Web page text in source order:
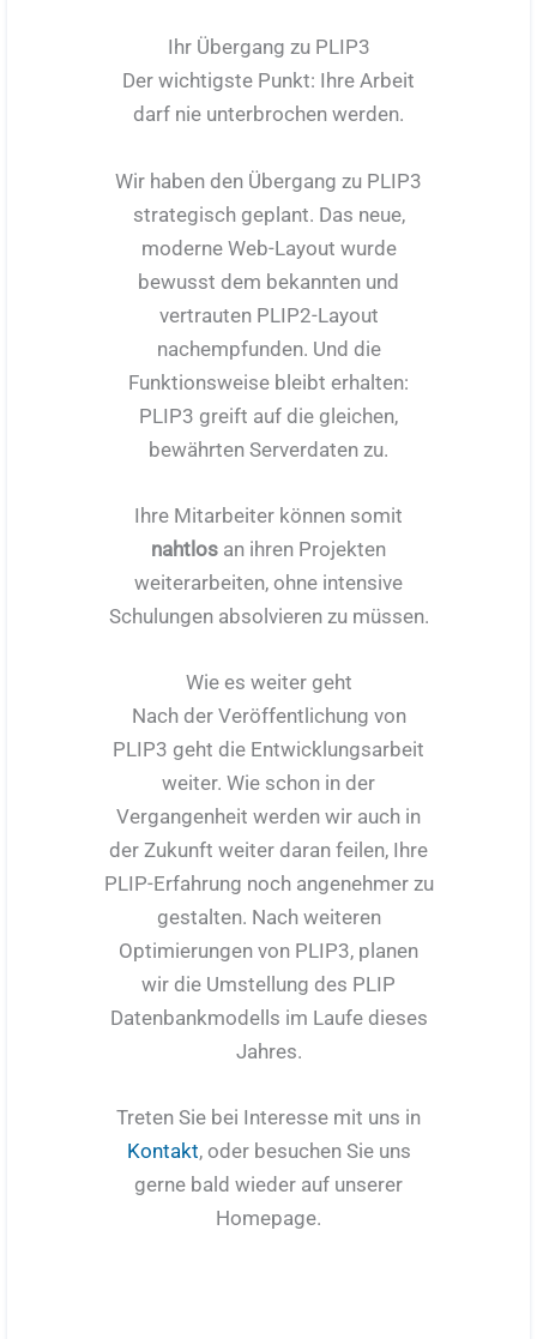
Ihr Übergang zu PLIP3
Der wichtigste Punkt: Ihre Arbeit
darf nie unterbrochen werden.
Wir haben den Übergang zu PLIP3
strategisch geplant. Das neue,
moderne Web-Layout wurde
bewusst dem bekannten und
vertrauten PLIP2-Layout
nachempfunden. Und die
Funktionsweise bleibt erhalten:
PLIP3 greift auf die gleichen,
bewährten Serverdaten zu.
Ihre Mitarbeiter können somit
nahtlos an ihren Projekten
weiterarbeiten, ohne intensive
Schulungen absolvieren zu müssen.
Wie es weiter geht
Nach der Veröffentlichung von
PLIP3 geht die Entwicklungsarbeit
weiter. Wie schon in der
Vergangenheit werden wir auch in
der Zukunft weiter daran feilen, Ihre
PLIP-Erfahrung noch angenehmer zu
gestalten. Nach weiteren
Optimierungen von PLIP3, planen
wir die Umstellung des PLIP
Datenbankmodells im Laufe dieses
Jahres.
Treten Sie bei Interesse mit uns in
Kontakt, oder besuchen Sie uns
gerne bald wieder auf unserer
Homepage.